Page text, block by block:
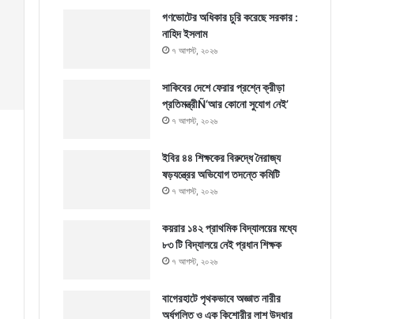
গণভোটের অধিকার চুরি করেছে সরকার :
নাহিদ ইসলাম
৭ আগস্ট, ২০২৬
সাকিবের দেশে ফেরার প্রশ্নে ক্রীড়া
প্রতিমন্ত্রীÑ‘আর কোনো সুযোগ নেই’
৭ আগস্ট, ২০২৬
ইবির ৪৪ শিক্ষকের বিরুদ্ধে নৈরাজ্য
ষড়যন্ত্রের অভিযোগ তদন্তে কমিটি
৭ আগস্ট, ২০২৬
কয়রার ১৪২ প্রাথমিক বিদ্যালয়ের মধ্যে
৮৩ টি বিদ্যালয়ে নেই প্রধান শিক্ষক
৭ আগস্ট, ২০২৬
বাগেরহাটে পৃথকভাবে অজ্ঞাত নারীর
অর্ধগলিত ও এক কিশোরীর লাশ উদ্ধার